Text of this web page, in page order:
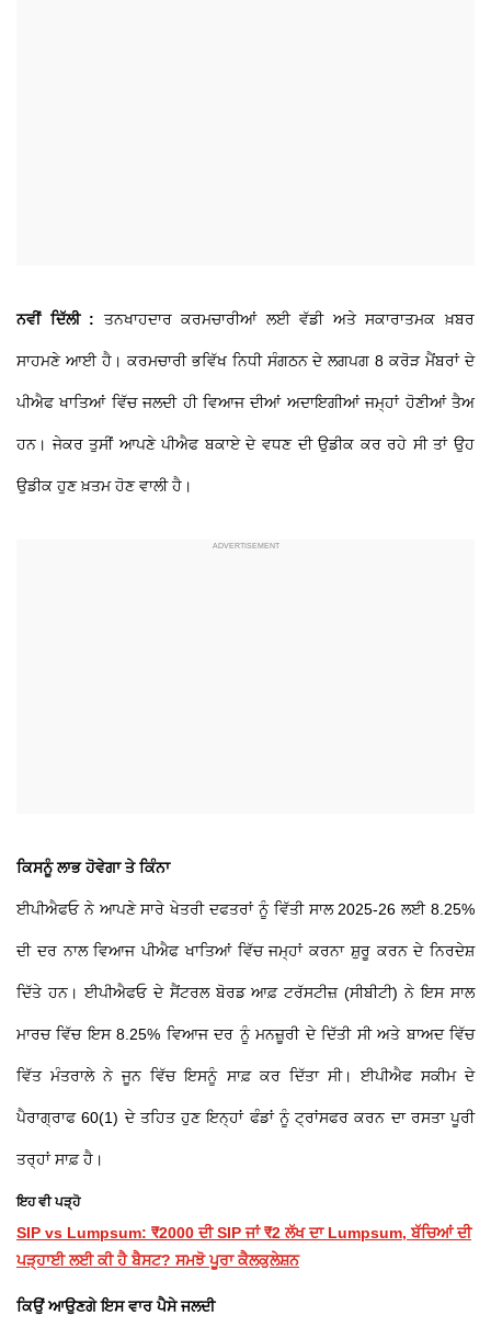
ਨਵੀਂ ਦਿੱਲੀ : ਤਨਖਾਹਦਾਰ ਕਰਮਚਾਰੀਆਂ ਲਈ ਵੱਡੀ ਅਤੇ ਸਕਾਰਾਤਮਕ ਖ਼ਬਰ
ਸਾਹਮਣੇ ਆਈ ਹੈ। ਕਰਮਚਾਰੀ ਭਵਿੱਖ ਨਿਧੀ ਸੰਗਠਨ ਦੇ ਲਗਪਗ 8 ਕਰੋੜ ਮੈਂਬਰਾਂ ਦੇ
ਪੀਐਫ ਖਾਤਿਆਂ ਵਿੱਚ ਜਲਦੀ ਹੀ ਵਿਆਜ ਦੀਆਂ ਅਦਾਇਗੀਆਂ ਜਮ੍ਹਾਂ ਹੋਣੀਆਂ ਤੈਅ
ਹਨ। ਜੇਕਰ ਤੁਸੀਂ ਆਪਣੇ ਪੀਐਫ ਬਕਾਏ ਦੇ ਵਧਣ ਦੀ ਉਡੀਕ ਕਰ ਰਹੇ ਸੀ ਤਾਂ ਉਹ
ਉਡੀਕ ਹੁਣ ਖ਼ਤਮ ਹੋਣ ਵਾਲੀ ਹੈ।
ਕਿਸਨੂੰ ਲਾਭ ਹੋਵੇਗਾ ਤੇ ਕਿੰਨਾ
ਈਪੀਐਫਓ ਨੇ ਆਪਣੇ ਸਾਰੇ ਖੇਤਰੀ ਦਫਤਰਾਂ ਨੂੰ ਵਿੱਤੀ ਸਾਲ 2025-26 ਲਈ 8.25%
ਦੀ ਦਰ ਨਾਲ ਵਿਆਜ ਪੀਐਫ ਖਾਤਿਆਂ ਵਿੱਚ ਜਮ੍ਹਾਂ ਕਰਨਾ ਸ਼ੁਰੂ ਕਰਨ ਦੇ ਨਿਰਦੇਸ਼
ਦਿੱਤੇ ਹਨ। ਈਪੀਐਫਓ ਦੇ ਸੈਂਟਰਲ ਬੋਰਡ ਆਫ਼ ਟਰੱਸਟੀਜ਼ (ਸੀਬੀਟੀ) ਨੇ ਇਸ ਸਾਲ
ਮਾਰਚ ਵਿੱਚ ਇਸ 8.25% ਵਿਆਜ ਦਰ ਨੂੰ ਮਨਜ਼ੂਰੀ ਦੇ ਦਿੱਤੀ ਸੀ ਅਤੇ ਬਾਅਦ ਵਿੱਚ
ਵਿੱਤ ਮੰਤਰਾਲੇ ਨੇ ਜੂਨ ਵਿੱਚ ਇਸਨੂੰ ਸਾਫ਼ ਕਰ ਦਿੱਤਾ ਸੀ। ਈਪੀਐਫ ਸਕੀਮ ਦੇ
ਪੈਰਾਗ੍ਰਾਫ 60(1) ਦੇ ਤਹਿਤ ਹੁਣ ਇਨ੍ਹਾਂ ਫੰਡਾਂ ਨੂੰ ਟ੍ਰਾਂਸਫਰ ਕਰਨ ਦਾ ਰਸਤਾ ਪੂਰੀ
ਤਰ੍ਹਾਂ ਸਾਫ਼ ਹੈ।
ਇਹ ਵੀ ਪੜ੍ਹੋ
SIP vs Lumpsum: ₹2000 ਦੀ SIP ਜਾਂ ₹2 ਲੱਖ ਦਾ Lumpsum, ਬੱਚਿਆਂ ਦੀ
ਪੜ੍ਹਾਈ ਲਈ ਕੀ ਹੈ ਬੈਸਟ? ਸਮਝੋ ਪੂਰਾ ਕੈਲਕੁਲੇਸ਼ਨ
ਕਿਉਂ ਆਉਣਗੇਇਸ ਵਾਰ ਪੈਸੇ ਜਲਦੀ